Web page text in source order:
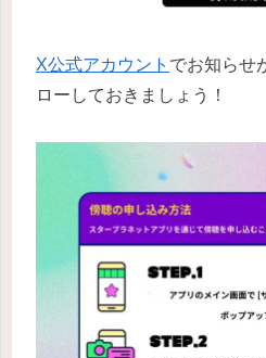
X公式アカウント でお知らせ
ローしておきましょう！